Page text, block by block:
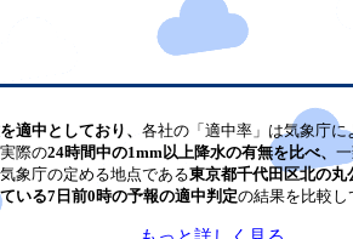
適中としており、 各社の「適中率」は気象庁に
際の24時間中の1mm以上降水の有無を比べ、
象庁の定める地点である東京都千代田区北の丸
いる7日前0時の予報の適中判定の結果を比較し